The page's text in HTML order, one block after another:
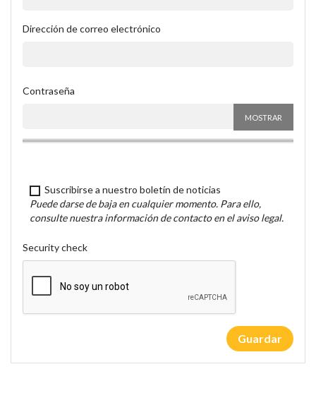
Dirección de correo electrónico
Contraseña
MOSTRAR
Suscribirse a nuestro boletín de noticias
Puede darse de baja en cualquier momento. Para ello,
consulte nuestra información de contacto en el aviso legal.
Security check
Guardar